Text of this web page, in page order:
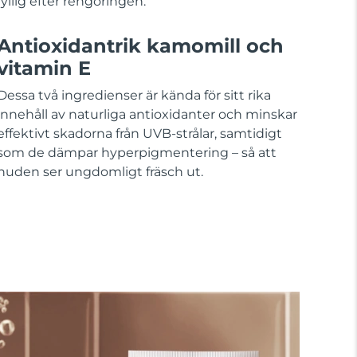
kamomill och
E
två ingredienser är kända för sitt rika
av naturliga antioxidanter och minskar
skadorna från UVB-strålar, samtidigt
de dämpar hyperpigmentering – så att
ser ungdomligt fräsch ut.